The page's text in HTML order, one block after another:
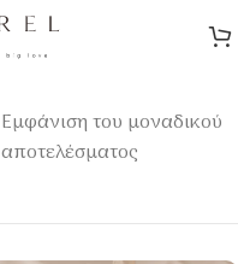
Εμφάνιση του μοναδικού
αποτελέσματος